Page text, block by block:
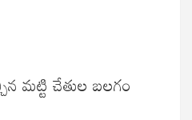
మట్టి చేతుల బలగం